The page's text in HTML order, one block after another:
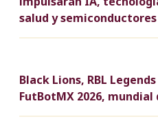
salud y semiconductores
Black Lions, RBL
FutBotMX 2026,